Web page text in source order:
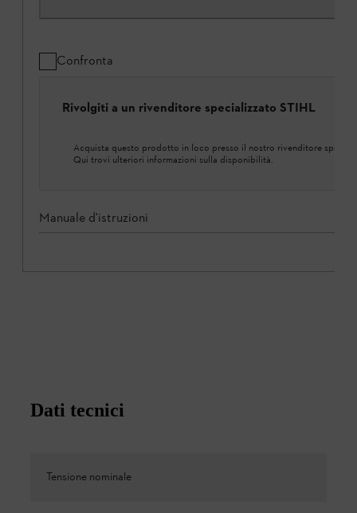
Confronta
Rivolgiti a un rivenditore specializzato STIHL
Acquista questo prodotto in loco presso il nostro rivenditore
Qui trovi ulteriori informazioni sulla disponibilità.
Manuale d'istruzioni
Dati tecnici
Tensione nominale